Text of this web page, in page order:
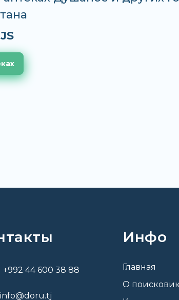
+992 44 600 38 88
info@doru.tj
Инфо
Главная
О